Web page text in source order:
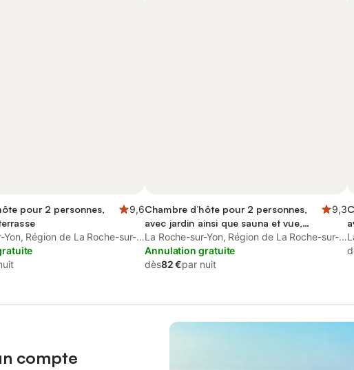
pour 2 personnes,
9,6
Yon, Région de La Roche-sur-
Chambre d’hôte pour 2 personnes,
avec jardin ainsi que sauna et vue,
animaux acceptés
9,3
La Roche-sur-Yon, Région de La Roche-sur-
Yon
Annulation gratuite
dès82 €par nuit
compte